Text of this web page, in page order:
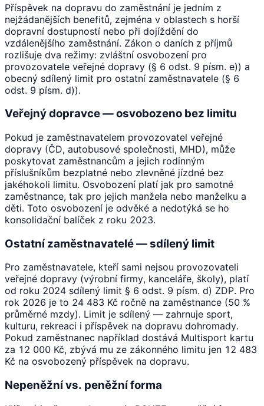
Příspěvek na dopravu do zaměstnání je jedním z
nejžádanějších benefitů, zejména v oblastech s horší
dopravní dostupností nebo při dojíždění do
vzdálenějšího zaměstnání. Zákon o daních z příjmů
rozlišuje dva režimy: zvláštní osvobození pro
provozovatele veřejné dopravy (§ 6 odst. 9 písm. e)) a
obecný sdílený limit pro ostatní zaměstnavatele (§ 6
odst. 9 písm. d)).
Veřejný dopravce — osvobozeno bez limitu
Pokud je zaměstnavatelem provozovatel veřejné
dopravy (ČD, autobusové společnosti, MHD), může
poskytovat zaměstnancům a jejich rodinným
příslušníkům bezplatné nebo zlevněné jízdné bez
jakéhokoli limitu. Osvobození platí jak pro samotné
zaměstnance, tak pro jejich manžela nebo manželku a
děti. Toto osvobození je odvěké a nedotýká se ho
konsolidační balíček z roku 2023.
Ostatní zaměstnavatelé — sdílený limit
Pro zaměstnavatele, kteří sami nejsou provozovateli
veřejné dopravy (výrobní firmy, kanceláře, školy), platí
od roku 2024 sdílený limit § 6 odst. 9 písm. d) ZDP. Pro
rok 2026 je to 24 483 Kč ročně na zaměstnance (50 %
průměrné mzdy). Limit je sdílený — zahrnuje sport,
kulturu, rekreaci i příspěvek na dopravu dohromady.
Pokud zaměstnanec například dostává Multisport kartu
za 12 000 Kč, zbývá mu ze zákonného limitu jen 12 483
Kč na osvobozený příspěvek na dopravu.
Nepeněžní vs. peněžní forma